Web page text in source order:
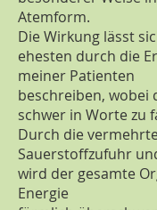
Atemform.
Die Wirkung lässt
ehesten durch die
meiner Patienten
beschreiben, wobei
schwer in Worte zu
Durch die
Sauerstoffzufuhr
wird der gesamte
Energie